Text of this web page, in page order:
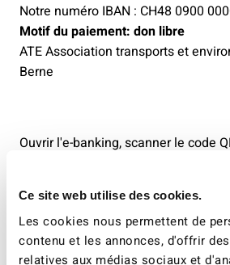
Ce site web utilise des cookies.
Les cookies nous permettent de
contenu et les annonces, d'offrir
relatives aux médias sociaux et
Notre numéro IBAN : CH48 0900
Motif du paiement: don libre
ATE Association transports et
Berne
Ouvrir l'e-banking, scanner le code
Merci de tout cœur !